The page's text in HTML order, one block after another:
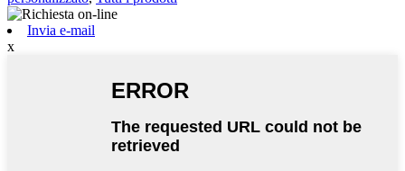
Invia e-mail
x